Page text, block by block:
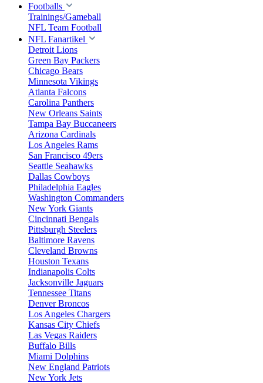
Footballs
Trainings/Gameball
NFL Team Football
NFL Fanartikel
Detroit Lions
Green Bay Packers
Chicago Bears
Minnesota Vikings
Atlanta Falcons
Carolina Panthers
New Orleans Saints
Tampa Bay Buccaneers
Arizona Cardinals
Los Angeles Rams
San Francisco 49ers
Seattle Seahawks
Dallas Cowboys
Philadelphia Eagles
Washington Commanders
New York Giants
Cincinnati Bengals
Pittsburgh Steelers
Baltimore Ravens
Cleveland Browns
Houston Texans
Indianapolis Colts
Jacksonville Jaguars
Tennessee Titans
Denver Broncos
Los Angeles Chargers
Kansas City Chiefs
Las Vegas Raiders
Buffalo Bills
Miami Dolphins
New England Patriots
New York Jets